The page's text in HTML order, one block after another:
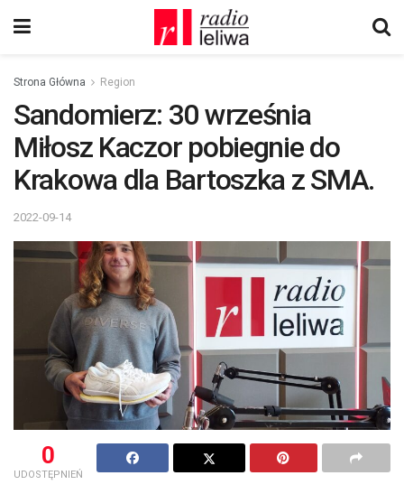
Strona Główna Region
Sandomierz: 30 września
Miłosz Kaczor pobiegnie do
Krakowa dla Bartoszka z SMA.
2022-09-14
0
UDOSTĘPNIEŃ